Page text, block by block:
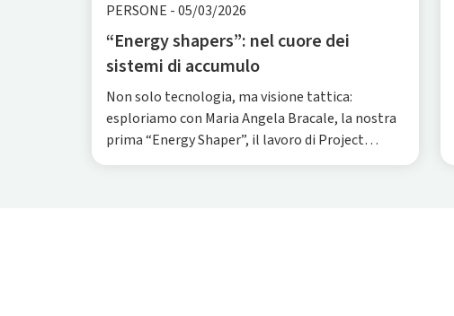
PERSONE -05/03/2026
“Energy shapers”: nel cuore dei
sistemi di accumulo
Non solo tecnologia, ma visione tattica:
esploriamo con Maria Angela Bracale, la nostra
prima “Energy Shaper”, il lavoro di Project
Engineering Manager tra velocità, precisione e